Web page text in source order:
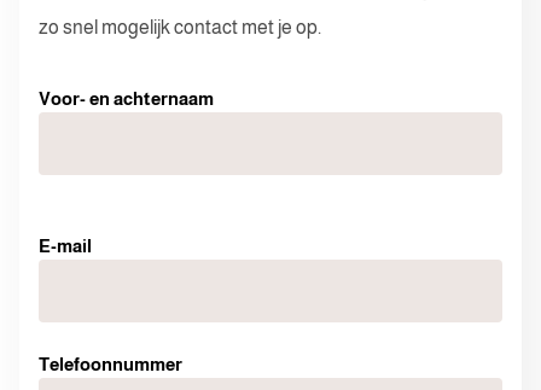
zo snel mogelijk contact met je op.
Voor- en achternaam
E-mail
Telefoonnummer